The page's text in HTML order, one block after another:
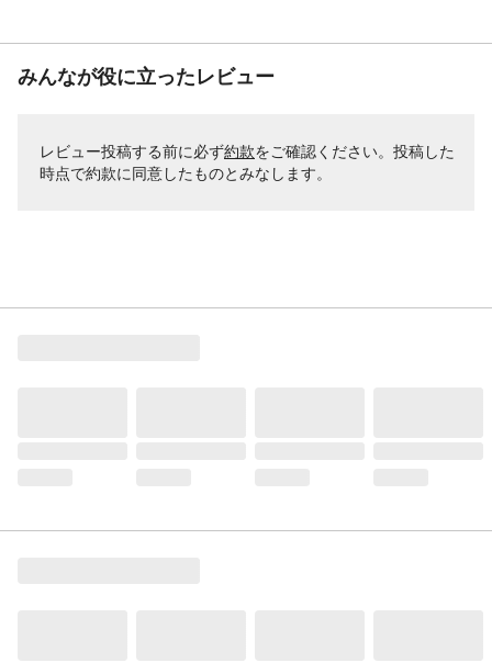
みんなが役に立ったレビュー
レビュー投稿する前に必ず約款をご確認ください。投稿した
時点で約款に同意したものとみなします。